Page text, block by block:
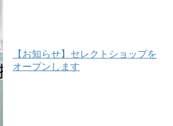
【お知らせ】セレクトショップを
オープンします